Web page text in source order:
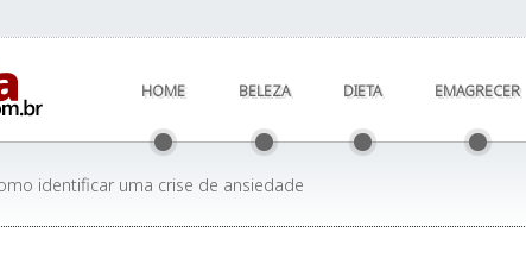
HOME BELEZA DIETA EMAGRECER
identificar uma crise de ansiedade